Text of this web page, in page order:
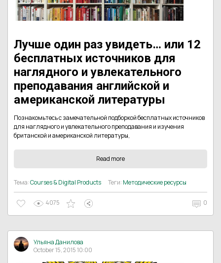
Лучше один раз увидеть… или 12
бесплатных источников для
наглядного и увлекательного
преподавания английской и
американской литературы
Познакомьтесь с замечательной подборкой бесплатных источников
для наглядного и увлекательного преподавания и изучения
британской и американской литературы,
Read more
Тема:Courses & Digital Products Теги: Методические ресурсы
4075 0
Ульяна Данилова
October 15, 2015 10:00